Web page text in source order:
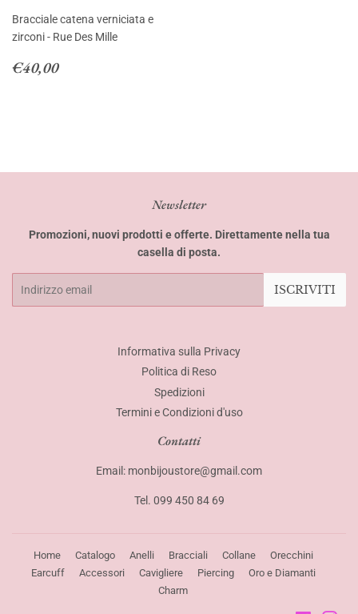
Bracciale catena verniciata e
zirconi - Rue Des Mille
Prezzo
€40,00€40,00
Newsletter
Promozioni, nuovi prodotti e offerte. Direttamente nella tua
casella di posta.
ISCRIVITI
Informativa sulla Privacy
Politica di Reso
Spedizioni
Termini e Condizioni d'uso
Contatti
Email: monbijoustore@gmail.com
Tel. 099 450 84 69
Home Catalogo Anelli Bracciali Collane
Orecchini
Earcuff
Accessori Cavigliere Piercing
Oro e Diamanti
Charm